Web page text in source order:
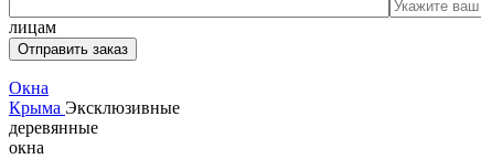
лицам
Отправить заказ
Окна
Крыма Эксклюзивные
деревянные
окна